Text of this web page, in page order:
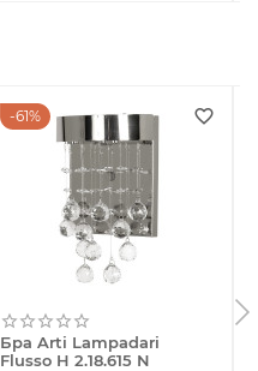
61%
Бра Arti Lampadari
Flusso H 2.18.615 N